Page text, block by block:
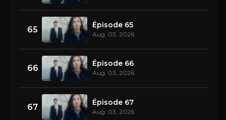
65 Épisode 65
Aug. 03, 2026
66 Épisode 66
Aug. 03, 2026
67 Épisode 67
Aug. 03, 2026